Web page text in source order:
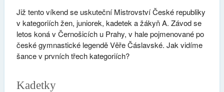
Již tento víkend se uskuteční Mistrovství České republiky
v kategoriích žen, juniorek, kadetek a žákyň A. Závod se
letos koná v Černošicích u Prahy, v hale pojmenované po
české gymnastické legendě Věře Čáslavské. Jak vidíme
šance v prvních třech kategoriích?
Kadetky